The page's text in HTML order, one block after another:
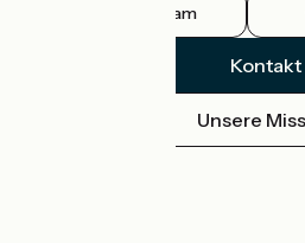
Instagram
Kontakt
Unsere